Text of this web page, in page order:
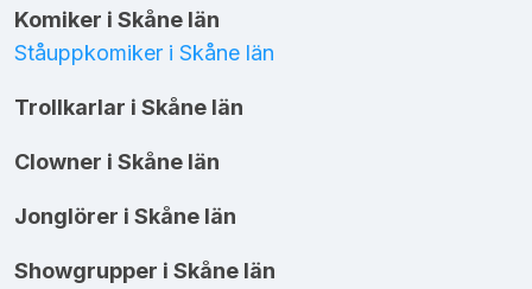
Komiker i Skåne län
Ståuppkomiker i Skåne län
Trollkarlar i Skåne län
Clowner i Skåne län
Jonglörer i Skåne län
Showgrupper i Skåne län